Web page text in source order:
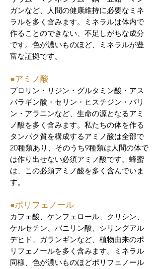
ガンなど、人間の健康維持に必要なミネ
ラルを多く含みます。ミネラルは体内で
作ることのできない、不足しがちな成分
です。色が濃いものほど、ミネラルが豊
富な証拠です。
​●アミノ酸
プロリン・リジン・グルタミン酸・アス
パラギン酸・セリン・ヒスチジン・バリ
ン・アラニンなど、生命の源となるアミ
ノ酸を多く含みます。私たちの体を作る
タンパク質を構成するアミノ酸は全部で
20種類あり、そのうち9種類は人間の体で
は作り出せない必須アミノ酸です。蜂蜜
は、この必須アミノ酸を多く含んでいま
す。
​●ポリフェノール
カフェ酸、ケンフェロール、クリシン、
ケルセチン、バニリン酸、シリングアル
デヒド、ガランギンなど、植物由来のポ
リフェノールを多く含みます。ミネラル
同様、色が濃いものほどポリフェノール